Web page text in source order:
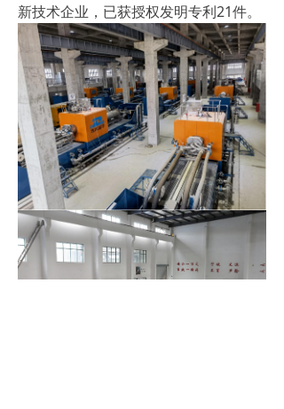
新技术企业，已获授权发明专利21件。